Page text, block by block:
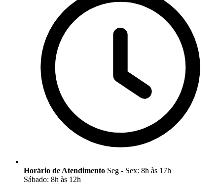
Horário de Atendimento Seg - Sex: 8h às 17h
Sábado: 8h às 12h